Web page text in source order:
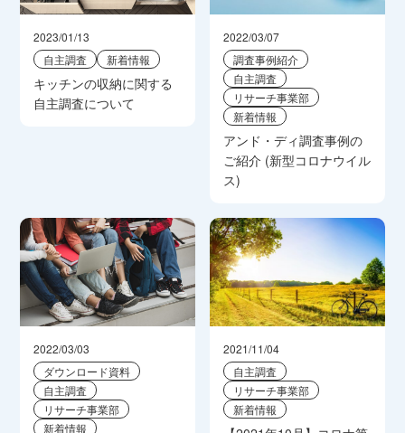
2023/01/13
自主調査
新着情報
キッチンの収納に関する
自主調査について
2022/03/07
調査事例紹介
自主調査
リサーチ事業部
新着情報
アンド・ディ調査事例の
ご紹介 (新型コロナウイル
ス)
2022/03/03
ダウンロード資料
自主調査
リサーチ事業部
新着情報
2021/11/04
自主調査
リサーチ事業部
新着情報